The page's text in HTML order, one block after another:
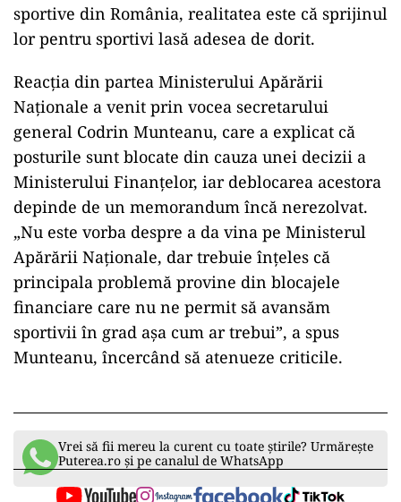
sportive din România, realitatea este că sprijinul
lor pentru sportivi lasă adesea de dorit.
Reacția din partea Ministerului Apărării
Naționale a venit prin vocea secretarului
general Codrin Munteanu, care a explicat că
posturile sunt blocate din cauza unei decizii a
Ministerului Finanțelor, iar deblocarea acestora
depinde de un memorandum încă nerezolvat.
„Nu este vorba despre a da vina pe Ministerul
Apărării Naționale, dar trebuie înțeles că
principala problemă provine din blocajele
financiare care nu ne permit să avansăm
sportivii în grad așa cum ar trebui”, a spus
Munteanu, încercând să atenueze criticile.
Vrei să fii mereu la curent cu toate știrile? Urmărește
Puterea.ro și pe canalul de WhatsApp